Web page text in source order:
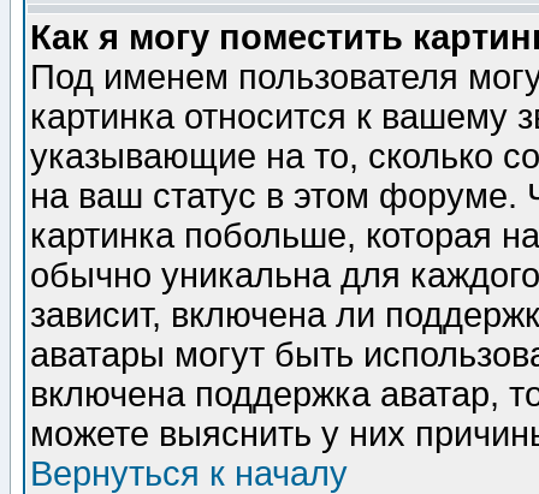
Как я могу поместить
Под именем пользователя
картинка относится к вашему
указывающие на то, сколько
на ваш статус в этом форуме.
картинка побольше, которая
обычно уникальна для
зависит, включена ли
аватары могут быть
включена поддержка аватар,
можете выяснить у них
Вернуться к началу